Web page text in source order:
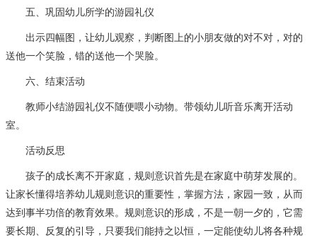
五、巩固幼儿所学的游园礼仪
出示四幅图，让幼儿观察，判断图上的小朋友做的对不对，对的
送他一个笑脸，错的送他一个哭脸。
六、结束活动
教师小结游园礼仪不随便喂小动物。带领幼儿听音乐离开活动
室。
活动反思
孩子的成长离不开家庭，规则意识首先是在家庭中萌芽发展的。
让家长懂得培养幼儿规则意识的重要性，掌握方法，家园一致，从而
达到事半功倍的教育效果。规则意识的形成，不是一朝一夕的，它需
要长期、反复的引导，只要我们能持之以恒，一定能使幼儿将各种规